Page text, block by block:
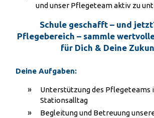
und unser Pflegeteam aktiv zu
Schule geschafft – und
Pflegebereich – sammle
für Dich & Deine
Deine Aufgaben:
Unterstützung des Pflegeteams
Stationsalltag
Begleitung und Betreuung